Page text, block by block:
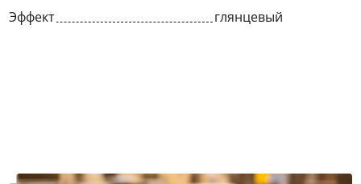
Эффект
глянцевый